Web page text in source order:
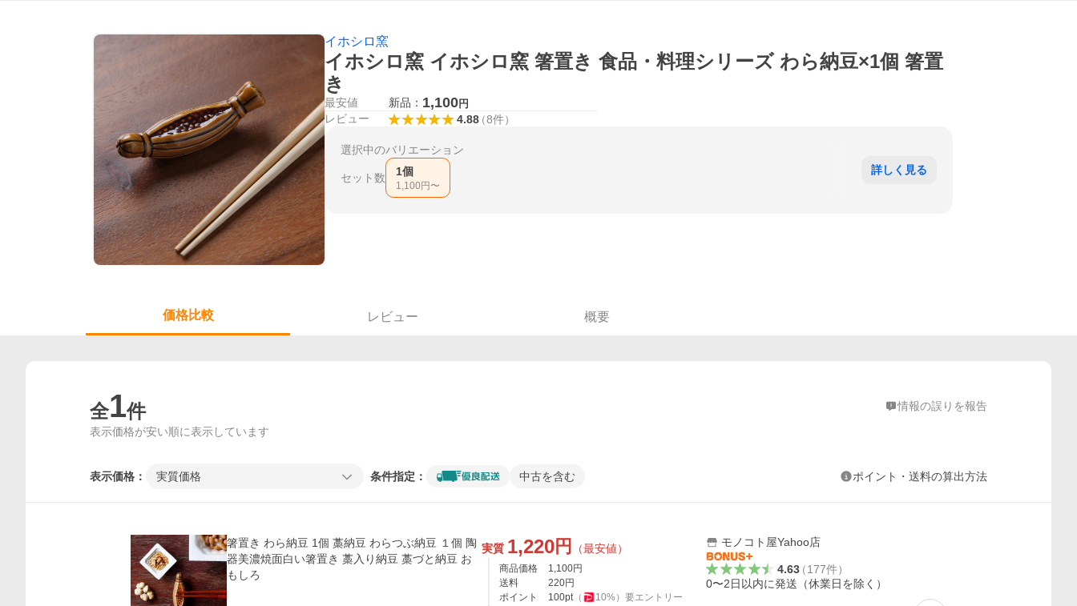
イホシロ窯
イホシロ窯 イホシロ窯 箸置き 食品・料理シリーズ わら納豆×1個 箸置
き
最安値 新品： 1,100円
レビュー 4.88（8件）
選択中のバリエーション
セット数 1個
1,100 円〜
詳しく見る
価格比較 レビュー 概要
全1件 情報の誤りを報告
表示価格が安い順に表示しています
表示価格： 実質価格 条件指定： 中古を含む ポイント・送料の算出方法
箸置き わら納豆 1個 藁納豆 わらつぶ納豆 １個 陶
器美濃焼面白い箸置き 藁入り納豆 藁づと納豆 お
もしろ
実質 1,220円 （最安値）
商品価格 1,100円
送料
220円
ポイント
100pt（ 10%） 要エントリー
モノコト屋Yahoo店
4.63（177件）
0〜2日以内に発送（休業日を除く）